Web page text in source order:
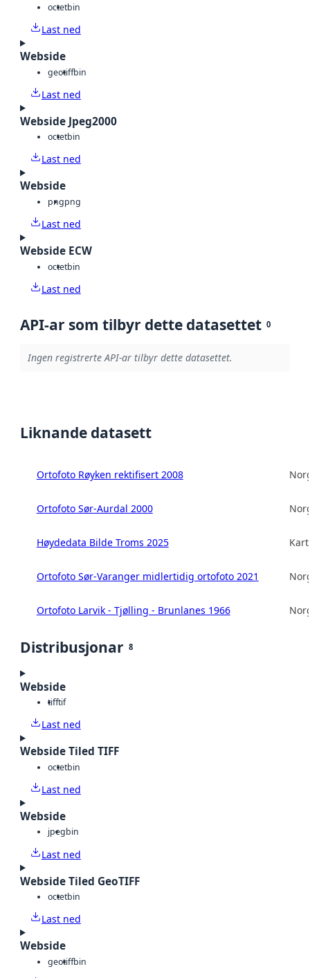
octetbin
Last ned
Webside
geotiffbin
Last ned
Webside Jpeg2000
octetbin
Last ned
Webside
pngpng
Last ned
Webside ECW
octetbin
Last ned
API-ar som tilbyr dette datasettet 0
Ingen registrerte API-ar tilbyr dette datasettet.
Liknande datasett
Ortofoto Røyken rektifisert 2008
Ortofoto Sør-Aurdal 2000
Høydedata Bilde Troms 2025
Ortofoto Sør-Varanger midlertidig ortofoto 2021
Ortofoto Larvik - Tjølling - Brunlanes 1966
Distribusjonar 8
Webside
tifftif
Last ned
Webside Tiled TIFF
octetbin
Last ned
Webside
jpegbin
Last ned
Webside Tiled GeoTIFF
octetbin
Last ned
Webside
geotiffbin